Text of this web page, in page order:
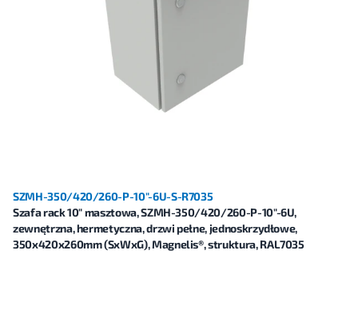
SZMH-350/420/260-P-10"-6U-S-R7035
Szafa rack 10" masztowa, SZMH-350/420/260-P-10"-6U,
zewnętrzna, hermetyczna, drzwi pełne, jednoskrzydłowe,
350x420x260mm (SxWxG), Magnelis®, struktura, RAL7035